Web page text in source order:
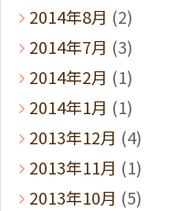
2014年8月 (2)
2014年7月 (3)
2014年2月 (1)
2014年1月 (1)
2013年12月 (4)
2013年11月 (1)
2013年10月 (5)